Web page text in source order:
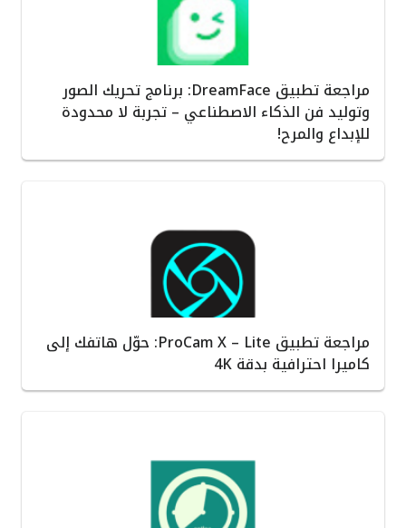
مراجعة تطبيق DreamFace: برنامج تحريك الصور
وتوليد فن الذكاء الاصطناعي – تجربة لا محدودة
للإبداع والمرح!
مراجعة تطبيق ProCam X – Lite: حوّل هاتفك إلى
كاميرا احترافية بدقة 4K